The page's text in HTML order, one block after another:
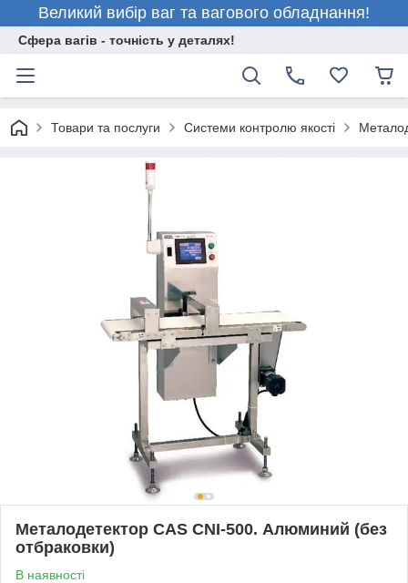
Великий вибір ваг та вагового обладнання!
Сфера вагів - точність у деталях!
Товари та послуги Системи контролю якості
Металодетектор CAS CNI-500. Алюминий (без
отбраковки)
В наявності